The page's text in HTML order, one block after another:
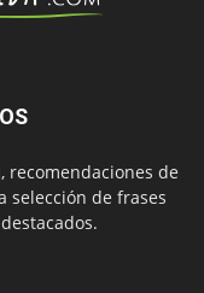
recomendaciones de
selección de frases